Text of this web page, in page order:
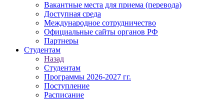
Вакантные места для приема (перевода)
Доступная среда
Международное сотрудничество
Официальные сайты органов РФ
Партнеры
Студентам
Назад
Студентам
Программы 2026-2027 гг.
Поступление
Расписание